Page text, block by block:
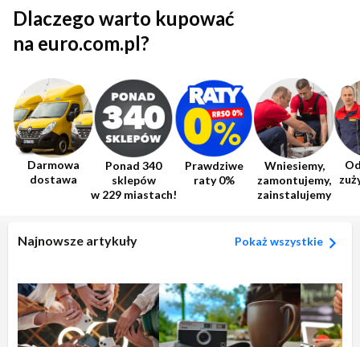
Dlaczego warto kupować
na euro.com.pl?
Darmowa
dostawa
Ponad 340
sklepów
w 229 miastach!
Prawdziwe
raty 0%
Wniesiemy,
zamontujemy,
zainstalujemy
Najnowsze artykuły Pokaż wszystkie